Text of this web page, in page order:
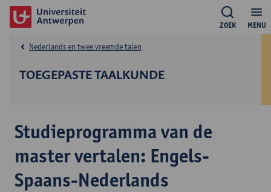
MENU
ZOEK
TOEGEPASTE TAALKUNDE
Nederlands en twee vreemde talen
Studieprogramma van de
master vertalen: Engels-
Spaans-Nederlands